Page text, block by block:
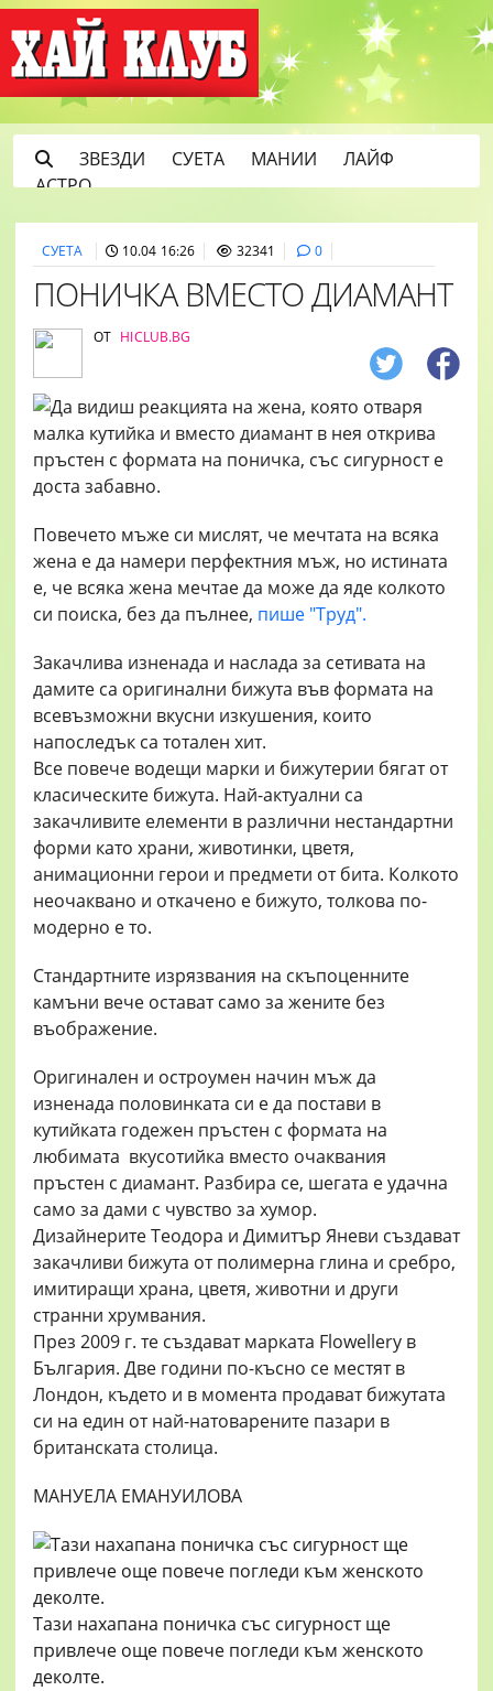
ЗВЕЗДИ СУЕТА МАНИИ
ЛАЙФ
АСТРО
СУЕТА 10.04 16:26 32341 0
ПОНИЧКА ВМЕСТО ДИАМАНТ
ОТ HICLUB.BG
Повечето мъже си мислят, че мечтата на всяка
жена е да намери перфектния мъж, но истината
е, че всяка жена мечтае да може да яде колкото
си поиска, без да пълнее, пише "Труд".
Закачлива изненада и наслада за сетивата на
дамите са оригинални бижута във формата на
всевъзможни вкусни изкушения, които
напоследък са тотален хит.
Все повече водещи марки и бижутерии бягат от
класическите бижута. Най-актуални са
закачливите елементи в различни нестандартни
форми като храни, животинки, цветя,
анимационни герои и предмети от бита. Колкото
неочаквано и откачено е бижуто, толкова по-
модерно е то.
Стандартните изрязвания на скъпоценните
камъни вече остават само за жените без
въображение.
Оригинален и остроумен начин мъж да
изненада половинката си е да постави в
кутийката годежен пръстен с формата на
любимата вкусотийка вместо очаквания
пръстен с диамант. Разбира се, шегата е удачна
само за дами с чувство за хумор.
Дизайнерите Теодора и Димитър Яневи създават
закачливи бижута от полимерна глина и сребро,
имитиращи храна, цветя, животни и други
странни хрумвания.
През 2009 г. те създават марката Flowellery в
България. Две години по-късно се местят в
Лондон, където и в момента продават бижутата
си на един от най-натоварените пазари в
британската столица.
МАНУЕЛА ЕМАНУИЛОВА
Тази нахапана поничка със сигурност ще
привлече още повече погледи към женското
деколте.